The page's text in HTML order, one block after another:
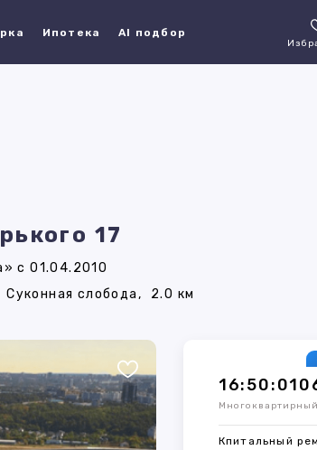
Ипотека AI подбор
17
с 01.04.2010
Суконная слобода, 2.0 км
Кпитальный